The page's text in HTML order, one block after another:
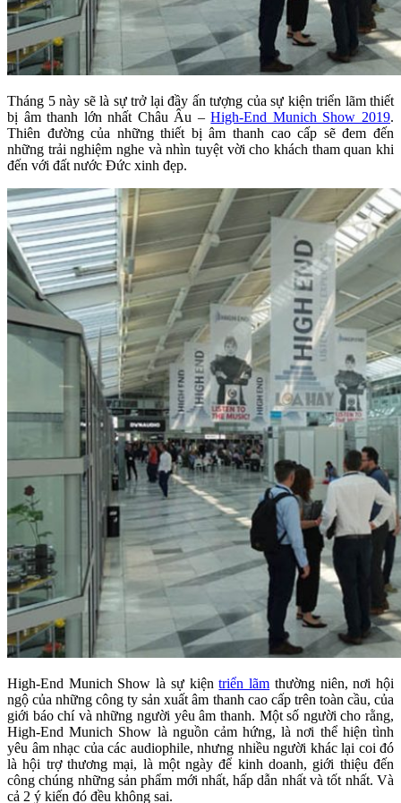
Tháng 5 này sẽ là sự trở lại đầy ấn tượng của sự kiện triển lãm thiết
bị âm thanh lớn nhất Châu Âu –High-End Munich Show 2019.
Thiên đường của những thiết bị âm thanh cao cấp sẽ đem đến
những trải nghiệm nghe và nhìn tuyệt vời cho khách tham quan khi
đến với đất nước Đức xinh đẹp.
High-End Munich Show là sự kiệntriển lãm thường niên, nơi hội
ngộ của những công ty sản xuất âm thanh cao cấp trên toàn cầu, của
giới báo chí và những người yêu âm thanh. Một số người cho rằng,
High-End Munich Show là nguồn cảm hứng, là nơi thể hiện tình
yêu âm nhạc của các audiophile, nhưng nhiều người khác lại coi đó
là hội trợ thương mại, là một ngày để kinh doanh, giới thiệu đến
công chúng những sản phẩm mới nhất, hấp dẫn nhất và tốt nhất. Và
cả 2 ý kiến đó đều không sai.